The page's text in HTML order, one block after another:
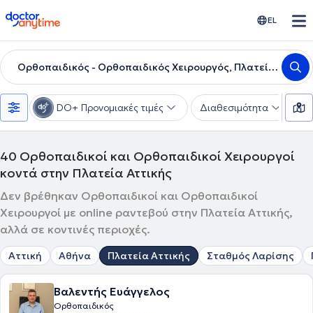
doctoranytime EL
Ορθοπαιδικός - Ορθοπαιδικός Χειρουργός, Πλατεία Αττικής
DO+ Προνομιακές τιμές Διαθεσιμότητα
40 Ορθοπαιδικοί και Ορθοπαιδικοί Χειρουργοί
κοντά στην Πλατεία Αττικής
Δεν βρέθηκαν Ορθοπαιδικοί και Ορθοπαιδικοί
Χειρουργοί με online ραντεβού στην Πλατεία Αττικής,
αλλά σε κοντινές περιοχές.
Αττική Αθήνα Πλατεία Αττικής Σταθμός Λαρίσης
Βαλεντής Ευάγγελος
Ορθοπαιδικός